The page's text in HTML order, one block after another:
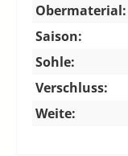
Obermaterial:
Saison:
Sohle:
Verschluss:
Weite: